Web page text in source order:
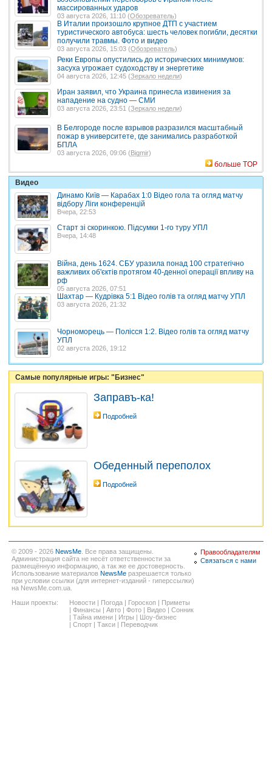
массированных ударов
03 августа 2026, 11:10 (Обозреватель)
В Италии произошло крупное ДТП с участием
туристического автобуса: шесть человек погибли, десятки
получили травмы. Фото и видео
03 августа 2026, 15:03 (Обозреватель)
Реки Европы опустились до исторических минимумов:
засуха угрожает судоходству и энергетике
04 августа 2026, 12:45 (Зеркало недели)
Иран заявил, что Украина принесла извинения за
нападение на судно — СМИ
03 августа 2026, 23:51 (Зеркало недели)
В Белгороде после взрывов разразился масштабный
пожар в университете, где занимались разработкой
БПЛА
03 августа 2026, 09:06 (Bigmir)
больше TOP
Видео
Динамо Київ — Карабах 1:0 Відео гола та огляд матчу
відбору Ліги конференцій
Вчера, 22:53
Старт зі скоринкою. Підсумки 1-го туру УПЛ
Вчера, 14:48
Війна, день 1624. СБУ уразила понад 100 стратегічно
важливих об'єктів протягом 40-денної операції впливу на
рф
05 августа 2026, 07:51
Шахтар — Кудрівка 5:1 Відео голів та огляд матчу УПЛ
03 августа 2026, 21:32
Чорноморець — Полісся 1:2. Відео голів та огляд матчу
УПЛ
02 августа 2026, 19:12
Самые популярные игры: "Бизнес"
Заправъ-ка!
Подробней
Обеденный переполох
Подробней
© 2009 - 2026 NewsMe . Все права защищены.
Администрация сайта не несёт ответственности за
размещённую информацию, а так же ее достоверность.
Использование материалов NewsMe разрешается только
при условии ссылки (для интернет-изданий - гиперссылки)
на NewsMe.com.ua.
Наши проекты:
Новости | Погода | Гороскоп | Приметы
| Финансы | Авто | Фото | Видео | Сонник
| Тайна имени | Игры | Шоу-бизнес
| Спорт | Такси | Переводчик
Правообладателям
Связаться с нами